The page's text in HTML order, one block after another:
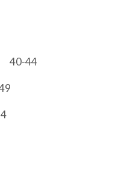
40-44